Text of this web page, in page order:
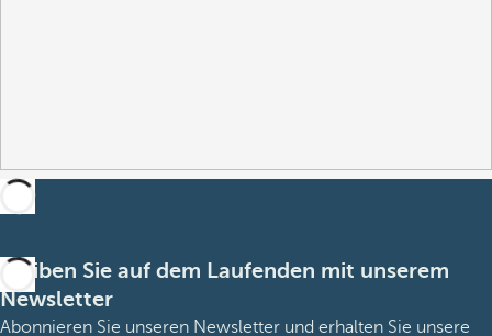
Bleiben Sie auf dem Laufenden mit unserem
Newsletter
Abonnieren Sie unseren Newsletter und erhalten Sie unsere